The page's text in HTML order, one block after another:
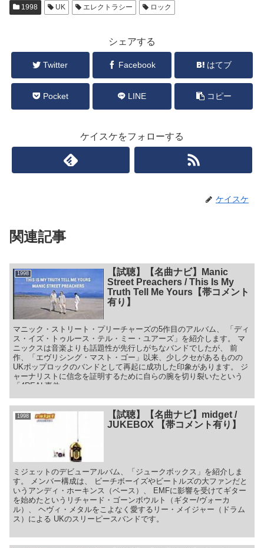
1998 UK エレクトラシー ロック
シェアする
Twitter Facebook はてブ
Pocket LINE コピー
ケイスケをフォローする
ケイスケ
関連記事
1998
【試聴】【名曲ナビ】Manic
Street Preachers / This Is My
Truth Tell Me Yours【帯コメント
有り】
マニック・ストリート・プリーチャーズの5作目のアルバム、 「ディ
ス・イズ・トゥルース・テル・ミー・ユアーズ」を紹介します。 マ
ニックスは音楽よりも話題性が先行しがちなバンドでしたが、 前
作、「エヴリシング・マスト・ゴー」以来、少しクセがあるものの
UKポップロックのバンドとして再起に成功した印象があります。 ジ
ャーナリストに信念を証明するために自らの腕を切り裂いたという
「4REAL事件」
1998
【試聴】【名曲ナビ】midget /
JUKEBOX 【帯コメント有り】
ミジェットのデビューアルバム、「ジュークボックス」を紹介しま
す。 メンバー構成は、 ビーチボーイズやビートルズの大ファンだと
いうアンディ・ホーキンス（ベース）、 EMFに影響を受けてギター
を始めたというリチャード・ゴーンボウルト（ギター/ヴォーカ
ル）、 ヘヴィ・メタルをこよなく愛するリー・メイジャー（ドラム
ス）による UKのスリーピースバンドです。